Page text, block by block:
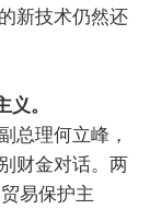
新技术仍然还
。
总理何立峰，
财金对话。两
易保护主